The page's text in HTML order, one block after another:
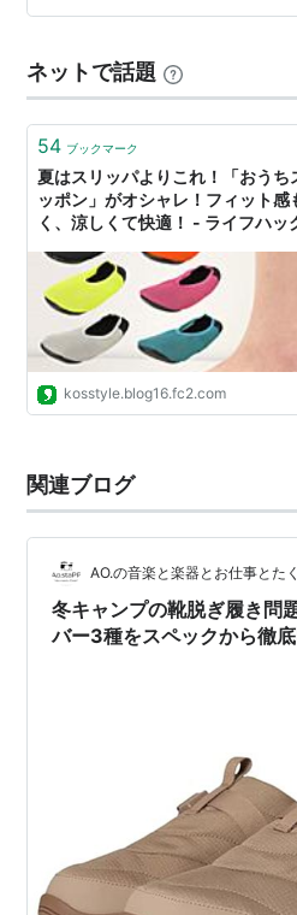
デ」を、羽織りと足元までま
の主役は、ふわっと着ら…
ネットで話題
54 ブックマーク
夏はスリッパよりこれ！「おうち
ッポン」がオシャレ！フィット感
く、涼しくて快適！ - ライフハッ
kosstyle.blog16.fc2.com
関連ブログ
AO.の音楽と楽器とお仕事とた
冬キャンプの靴脱ぎ履き問
バー3種をスペックから徹